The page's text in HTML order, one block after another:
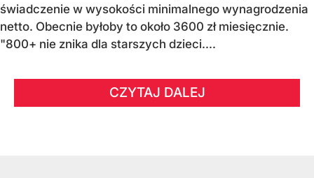
świadczenie w wysokości minimalnego wynagrodzenia
netto. Obecnie byłoby to około 3600 zł miesięcznie.
"800+ nie znika dla starszych dzieci....
CZYTAJ DALEJ